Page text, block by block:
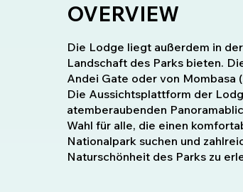
OVERVIEW
Die Lodge liegt außerdem in
Landschaft des Parks bieten.
Andei Gate oder von Mombasa
Die Aussichtsplattform der
atemberaubenden
Wahl für alle, die einen
Nationalpark suchen und
Naturschönheit des Parks zu